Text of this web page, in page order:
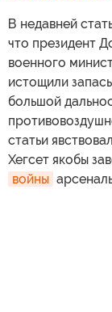
В недавней
что президент
военного
истощили
большой
статьи
Хегсет якобы
войны